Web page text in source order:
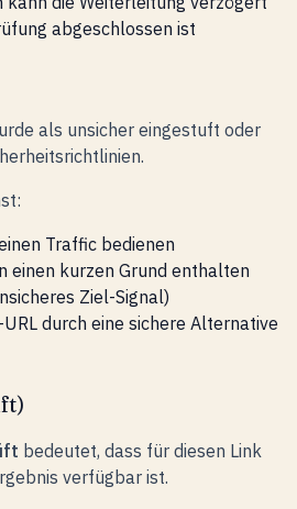
abgeschlossen ist
als unsicher eingestuft oder
Traffic bedienen
einen kurzen Grund enthalten
Ziel-Signal)
durch eine sichere Alternative
bedeutet, dass für diesen Link
verfügbar ist.